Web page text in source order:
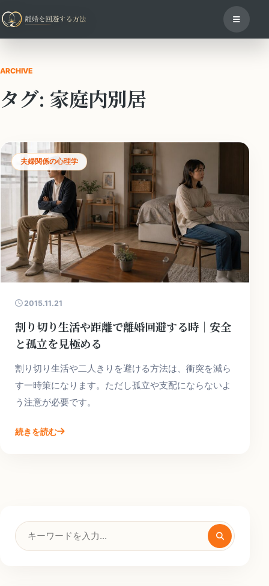
ARCHIVE
タグ: 家庭内別居
夫婦関係の心理学
2015.11.21
割り切り生活や距離で離婚回避する時｜安全
と孤立を見極める
割り切り生活や二人きりを避ける方法は、衝突を減ら
す一時策になります。ただし孤立や支配にならないよ
う注意が必要です。
続きを読む
検
索